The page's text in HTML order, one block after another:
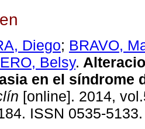
Diego; BRAVO,
Belsy.
en el síndrome
[online]. 2014,
ISSN 0535-5133.